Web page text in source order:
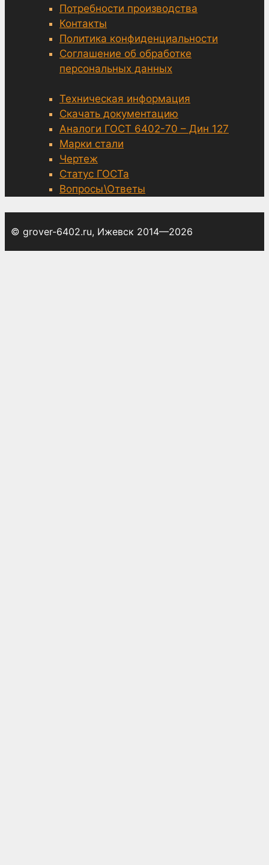
Потребности производства
Контакты
Политика конфиденциальности
Соглашение об обработке
персональных данных
Техническая информация
Скачать документацию
Аналоги ГОСТ 6402-70 – Дин 127
Марки стали
Чертеж
Статус ГОСТа
Вопросы\Ответы
© grover-6402.ru, Ижевск 2014—2026